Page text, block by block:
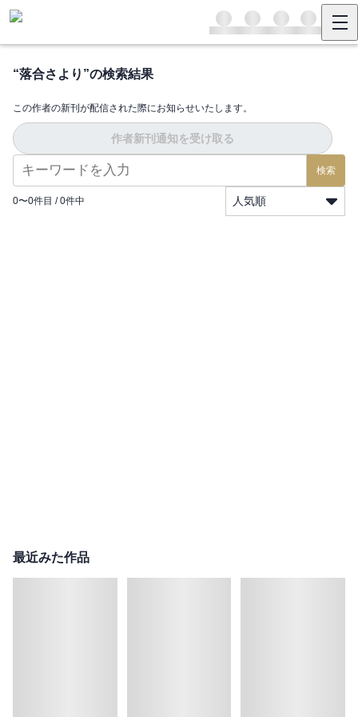
“落合さより ”の検索結果
この作者の新刊が配信された際にお知らせいたします。
作者新刊通知を受け取る
検索
0〜0件目 / 0件中 人気順
最近みた作品